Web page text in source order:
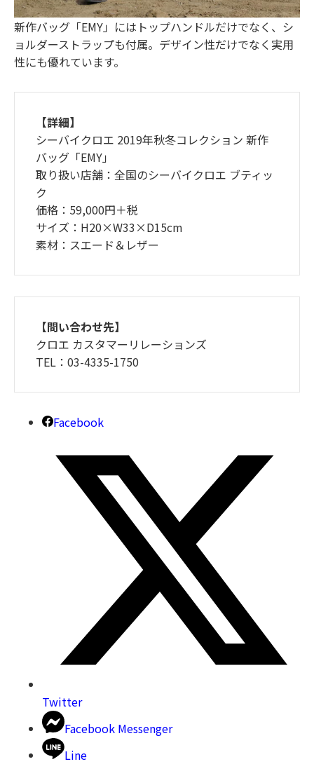
新作バッグ「EMY」にはトップハンドルだけでなく、シ
ョルダーストラップも付属。デザイン性だけでなく実用
性にも優れています。
【詳細】
シーバイクロエ 2019年秋冬コレクション 新作
バッグ「EMY」
取り扱い店舗：全国のシーバイクロエ ブティッ
ク
価格：59,000円＋税
サイズ：H20×W33×D15cm
素材：スエード＆レザー
【問い合わせ先】
クロエ カスタマーリレーションズ
TEL：03-4335-1750
Facebook
Twitter
Facebook Messenger
Line